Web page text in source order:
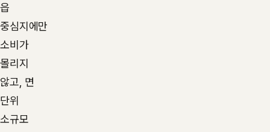
읍
중심지에만
소비가
몰리지
않고, 면
단위
소규모